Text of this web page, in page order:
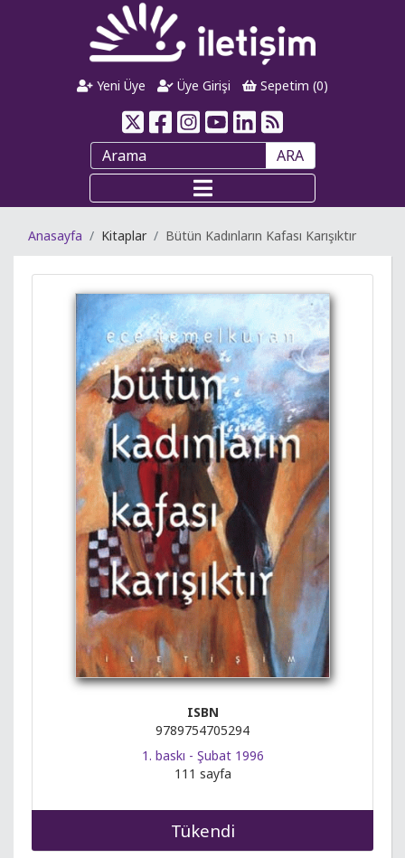
Yeni Üye Üye Girişi Sepetim (0)
ARA
Anasayfa Kitaplar Bütün Kadınların Kafası Karışıktır
ISBN
9789754705294
1. baskı - Şubat 1996
111 sayfa
Tükendi